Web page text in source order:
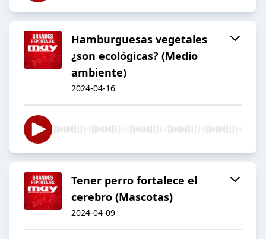
Hamburguesas vegetales
¿son ecológicas? (Medio
ambiente)
2024-04-16
Tener perro fortalece el
cerebro (Mascotas)
2024-04-09